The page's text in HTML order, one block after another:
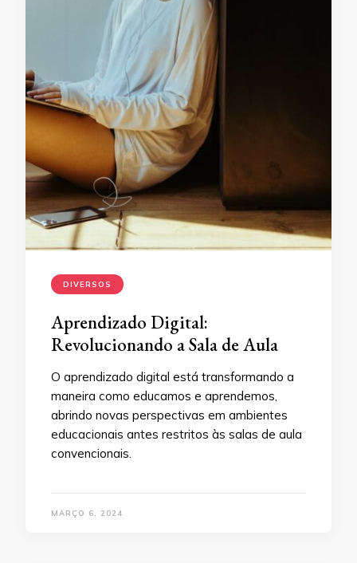
DIVERSOS
Aprendizado Digital:
Revolucionando a Sala de Aula
O aprendizado digital está transformando a
maneira como educamos e aprendemos,
abrindo novas perspectivas em ambientes
educacionais antes restritos às salas de aula
convencionais.
MARÇO 6, 2024